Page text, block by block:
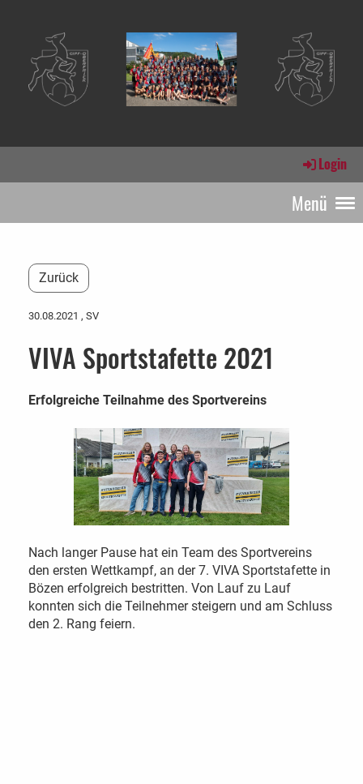
Login
Menü
Zurück
30.08.2021 , SV
VIVA Sportstafette 2021
Erfolgreiche Teilnahme des Sportvereins
Nach langer Pause hat ein Team des Sportvereins
den ersten Wettkampf, an der 7. VIVA Sportstafette in
Bözen erfolgreich bestritten. Von Lauf zu Lauf
konnten sich die Teilnehmer steigern und am Schluss
den 2. Rang feiern.